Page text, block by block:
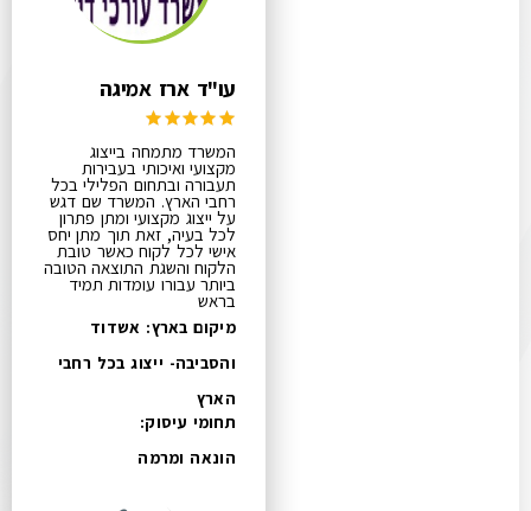
עו"ד ארז אמיגה
המשרד מתמחה בייצוג
מקצועי ואיכותי בעבירות
תעבורה ובתחום הפלילי בכל
רחבי הארץ. המשרד שם דגש
על ייצוג מקצועי ומתן פתרון
לכל בעיה, זאת תוך מתן יחס
אישי לכל לקוח כאשר טובת
הלקוח והשגת התוצאה הטובה
ביותר עבורו עומדות תמיד
בראש
מיקום בארץ: אשדוד
והסביבה- ייצוג בכל רחבי
הארץ
תחומי עיסוק:
הונאה ומרמה